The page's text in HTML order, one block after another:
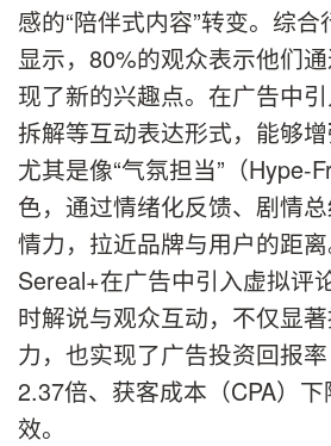
感的“陪伴式内容”转变。综
显示，80%的观众表示他们
现了新的兴趣点。在广告中引
拆解等互动表达形式，能够增
尤其是像“气氛担当”（Hype-
色，通过情绪化反馈、剧情
情力，拉近品牌与用户的距
Sereal+在广告中引入虚拟评
时解说与观众互动，不仅显
力，也实现了广告投资回报
2.37倍、获客成本（CPA）
效。